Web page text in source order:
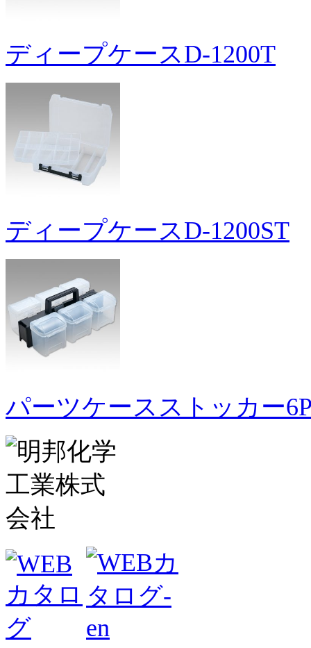
ディープケースD-1200T
ディープケースD-1200ST
パーツケースストッカー